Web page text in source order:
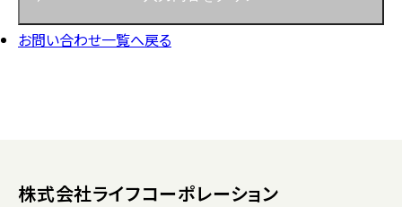
お問い合わせ一覧へ戻る
株式会社ライフコーポレーション